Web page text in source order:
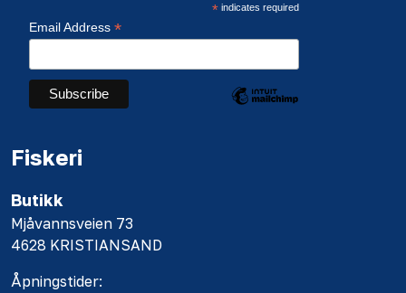
*indicates required
Email Address *
Fiskeri
Butikk
Mjåvannsveien 73
4628 KRISTIANSAND
Åpningstider: